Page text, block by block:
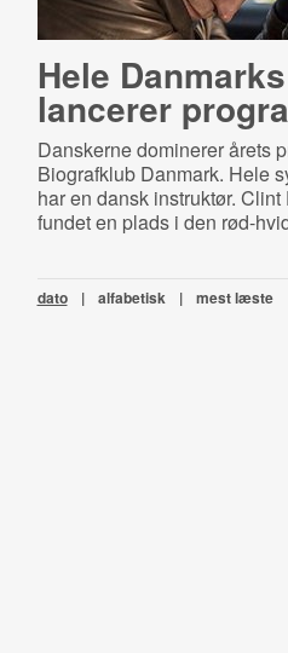
Hele
lancerer
Danskerne dominerer årets
Biografklub Danmark. Hele
har en dansk instruktør.
fundet en plads i den rød-
dato | alfabetisk | mest læste